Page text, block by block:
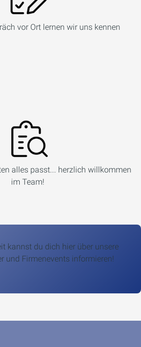
vor Ort lernen wir uns kennen
alles passt... herzlich willkommen
im Team!
kannst du dich hier über unsere
und Firmenevents informieren!